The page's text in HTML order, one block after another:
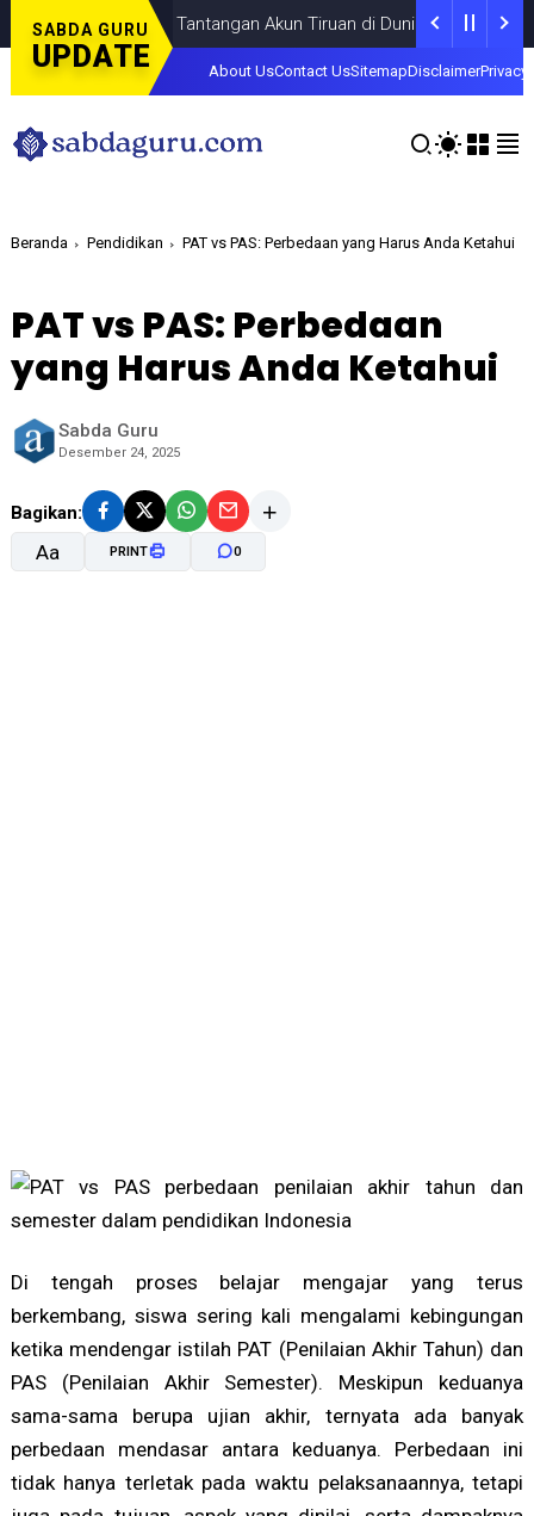
SABDA GURU
UPDATE
Fokus pada Tantangan Akun Tiruan di Dunia Digital, Marak Akun
About UsContact UsSitemapDisclaimerPrivacy
Beranda Pendidikan PAT vs PAS: Perbedaan yang Harus Anda Ketahui
PAT vs PAS: Perbedaan
yang Harus Anda Ketahui
Sabda Guru
Desember 24, 2025
Bagikan:
Aa PRINT 0
Di tengah proses belajar mengajar yang terus
berkembang, siswa sering kali mengalami kebingungan
ketika mendengar istilah PAT (Penilaian Akhir Tahun) dan
PAS (Penilaian Akhir Semester). Meskipun keduanya
sama-sama berupa ujian akhir, ternyata ada banyak
perbedaan mendasar antara keduanya. Perbedaan ini
tidak hanya terletak pada waktu pelaksanaannya, tetapi